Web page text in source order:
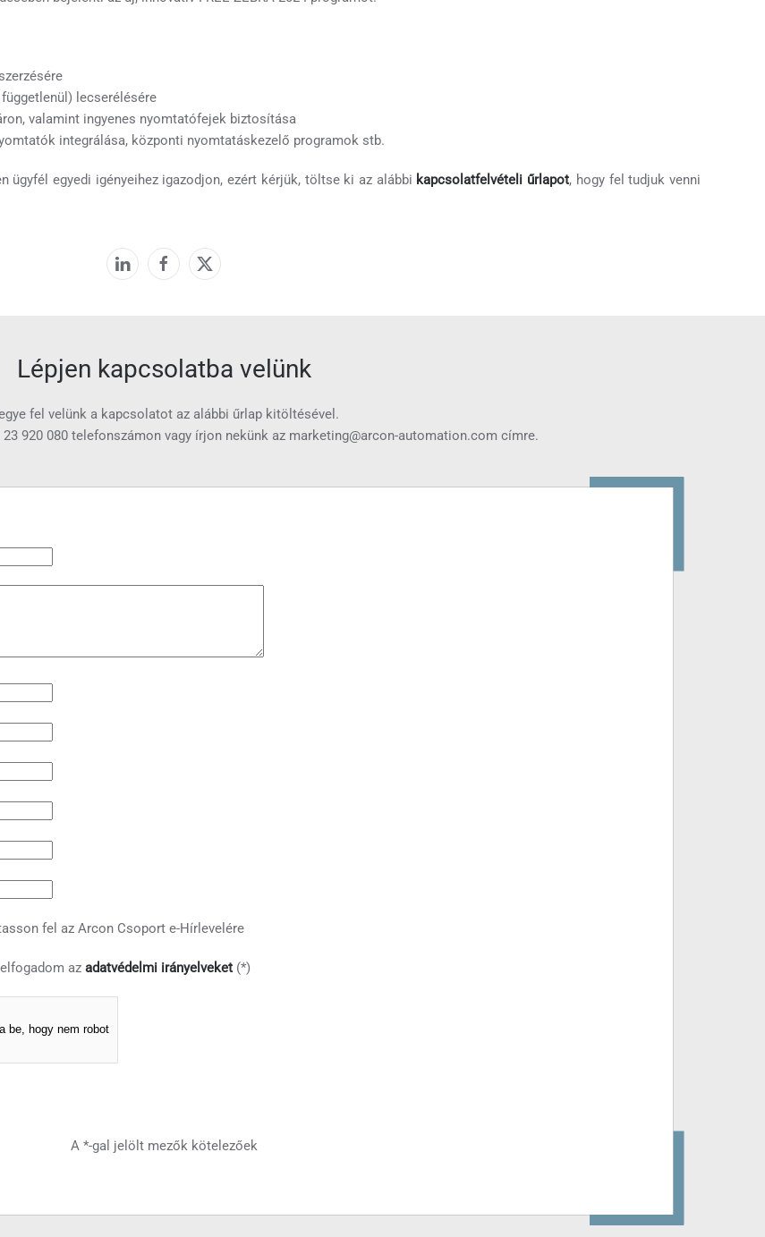
lecserélésére
valamint ingyenes nyomtatófejek biztosítása
integrálása, központi nyomtatáskezelő programok stb.
egyedi igényeihez igazodjon, ezért kérjük, töltse ki az alábbi kapcsolatfelvételi űrlapot, hogy fel tudjuk venni
Lépjen kapcsolatba velünk
fel velünk a kapcsolatot az alábbi űrlap kitöltésével.
23 920 080 telefonszámon vagy írjon nekünk az marketing@arcon-automation.com címre.
fel az Arcon Csoport e-Hírlevelére
az adatvédelmi irányelveket (*)
be, hogy nem robot
A *-gal jelölt mezők kötelezőek